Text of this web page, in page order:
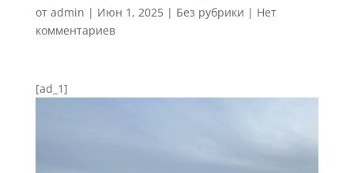
от admin | Июн 1, 2025| Без рубрики | Нет
комментариев
[ad_1]